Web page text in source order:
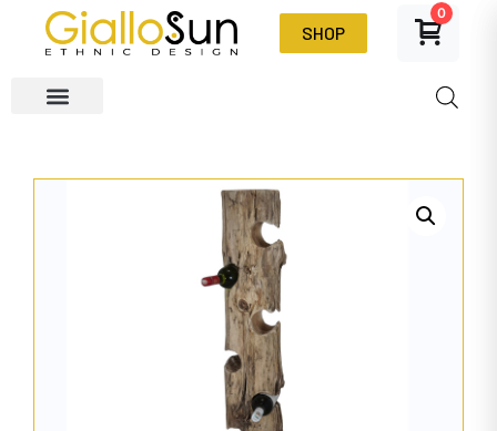
SHOP
0